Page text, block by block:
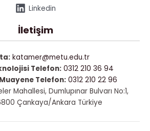
Linkedin
İletişim
katamer@metu.edu.tr
Telefon: 0312 210 36 94
Telefon: 0312 210 22 96
Mahallesi, Dumlupınar Bulvarı No:1,
Çankaya/Ankara Türkiye